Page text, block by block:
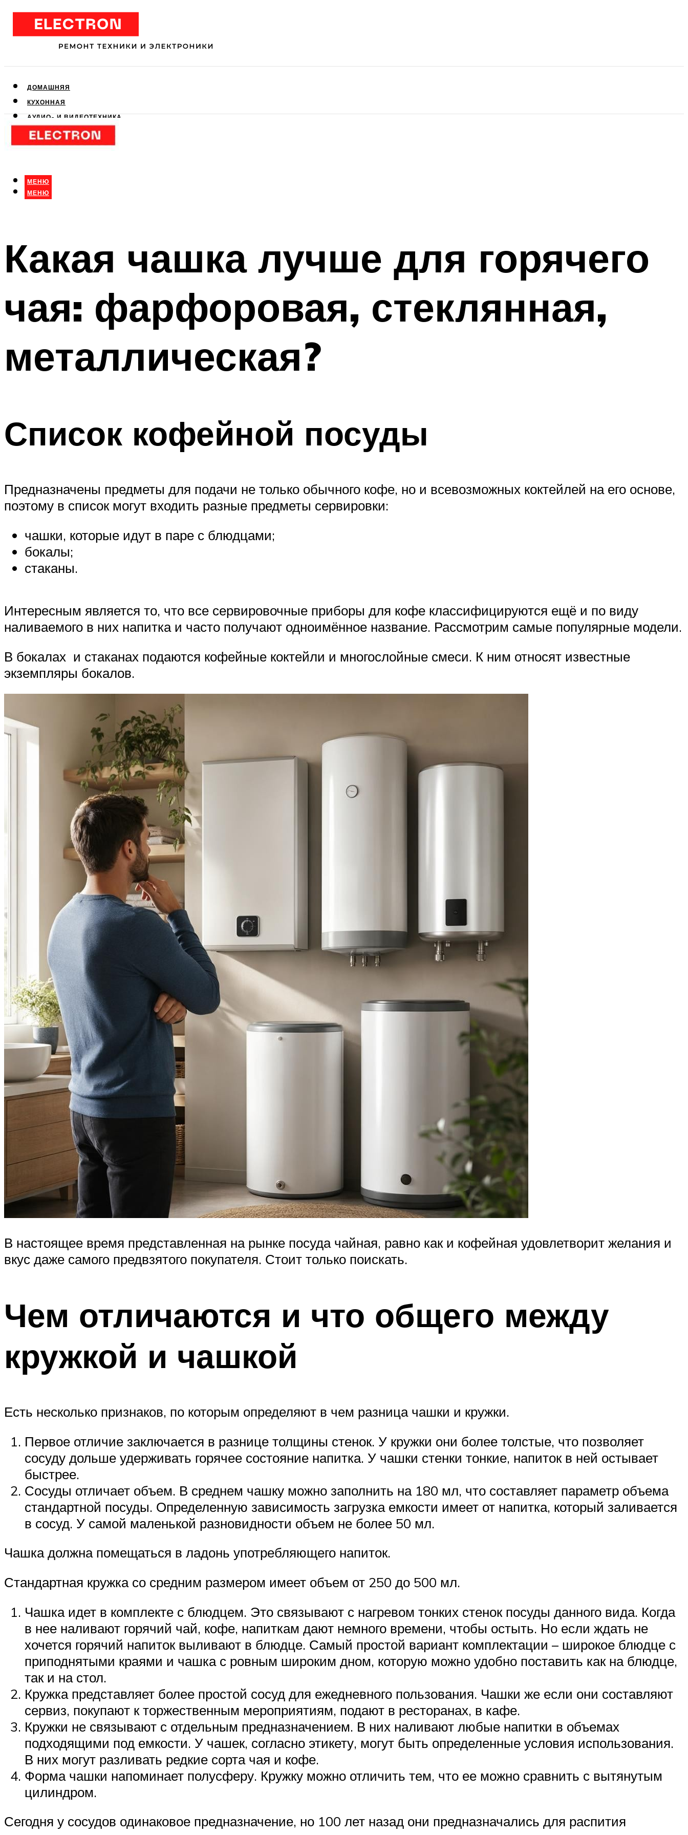
ДОМАШНЯЯ
КУХОННАЯ
АУДИО- И ВИДЕОТЕХНИКА
КЛИМАТИЧЕСКАЯ
ДЛЯ КРАСОТЫ
МЕНЮ
МЕНЮ
Какая чашка лучше для горячего
чая: фарфоровая, стеклянная,
металлическая?
Список кофейной посуды
Предназначены предметы для подачи не только обычного кофе, но и всевозможных коктейлей на его основе,
поэтому в список могут входить разные предметы сервировки:
чашки, которые идут в паре с блюдцами;
бокалы;
стаканы.
Интересным является то, что все сервировочные приборы для кофе классифицируются ещё и по виду
наливаемого в них напитка и часто получают одноимённое название. Рассмотрим самые популярные модели.
В бокалах и стаканах подаются кофейные коктейли и многослойные смеси. К ним относят известные
экземпляры бокалов.
В настоящее время представленная на рынке посуда чайная, равно как и кофейная удовлетворит желания и
вкус даже самого предвзятого покупателя. Стоит только поискать.
Чем отличаются и что общего между
кружкой и чашкой
Есть несколько признаков, по которым определяют в чем разница чашки и кружки.
Первое отличие заключается в разнице толщины стенок. У кружки они более толстые, что позволяет
сосуду дольше удерживать горячее состояние напитка. У чашки стенки тонкие, напиток в ней остывает
быстрее.
Сосуды отличает объем. В среднем чашку можно заполнить на 180 мл, что составляет параметр объема
стандартной посуды. Определенную зависимость загрузка емкости имеет от напитка, который заливается
в сосуд. У самой маленькой разновидности объем не более 50 мл.
Чашка должна помещаться в ладонь употребляющего напиток.
Стандартная кружка со средним размером имеет объем от 250 до 500 мл.
Чашка идет в комплекте с блюдцем. Это связывают с нагревом тонких стенок посуды данного вида. Когда
в нее наливают горячий чай, кофе, напиткам дают немного времени, чтобы остыть. Но если ждать не
хочется горячий напиток выливают в блюдце. Самый простой вариант комплектации – широкое блюдце с
приподнятыми краями и чашка с ровным широким дном, которую можно удобно поставить как на блюдце,
так и на стол.
Кружка представляет более простой сосуд для ежедневного пользования. Чашки же если они составляют
сервиз, покупают к торжественным мероприятиям, подают в ресторанах, в кафе.
Кружки не связывают с отдельным предназначением. В них наливают любые напитки в объемах
подходящими под емкости. У чашек, согласно этикету, могут быть определенные условия использования.
В них могут разливать редкие сорта чая и кофе.
Форма чашки напоминает полусферу. Кружку можно отличить тем, что ее можно сравнить с вытянутым
цилиндром.
Сегодня у сосудов одинаковое предназначение, но 100 лет назад они предназначались для распития